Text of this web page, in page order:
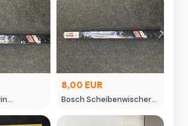
8,00 EUR
Bosch Scheibenwischer
gebraucht